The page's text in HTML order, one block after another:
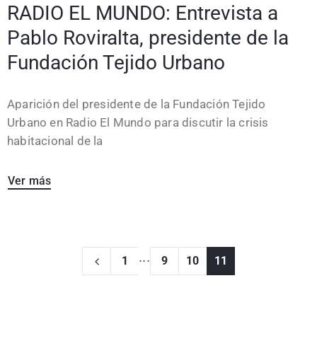
RADIO EL MUNDO: Entrevista a
Pablo Roviralta, presidente de la
Fundación Tejido Urbano
Aparición del presidente de la Fundación Tejido
Urbano en Radio El Mundo para discutir la crisis
habitacional de la
Ver más
1 ... 9 10 11